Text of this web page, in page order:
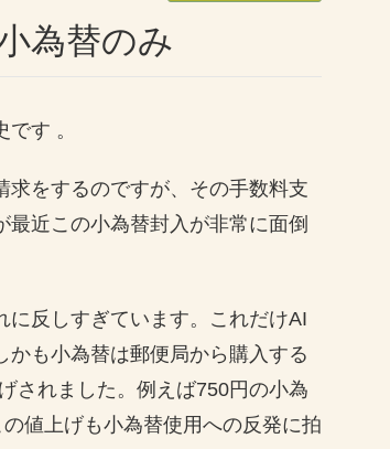
為替のみ
す 。
をするのですが、その手数料支
近この小為替封入が非常に面倒
反しすぎています。これだけAI
も小為替は郵便局から購入する
されました。例えば750円の小為
値上げも小為替使用への反発に拍